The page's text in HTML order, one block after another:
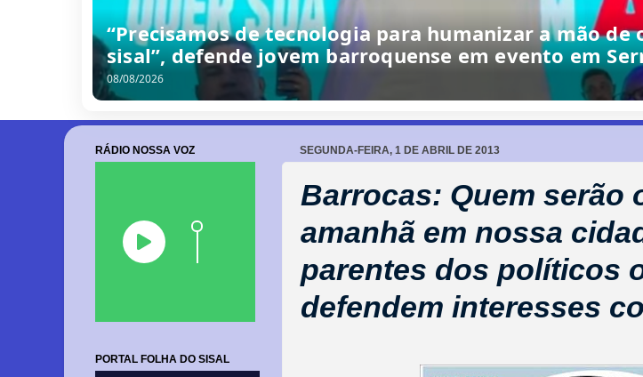
“Precisamos de tecnologia para humanizar a mão de
sisal”, defende jovem barroquense em evento em
08/08/2026
SEGUNDA-FEIRA, 1 DE ABRIL DE 2013
Barrocas: Quem serão
amanhã em nossa
parentes dos políticos
defendem interesses
RÁDIO NOSSA VOZ
PORTAL FOLHA DO SISAL